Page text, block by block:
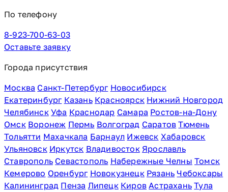
По телефону
8-923-700-63-03
Оставьте заявку
Города присутствия
Москва Санкт-Петербург Новосибирск
Екатеринбург Казань Красноярск Нижний Новгород
Челябинск Уфа Краснодар Самара Ростов-на-Дону
Омск Воронеж Пермь Волгоград Саратов Тюмень
Тольятти Махачкала Барнаул Ижевск Хабаровск
Ульяновск Иркутск Владивосток Ярославль
Ставрополь Севастополь Набережные Челны Томск
Кемерово Оренбург Новокузнецк Рязань Чебоксары
Калининград Пенза Липецк Киров Астрахань Тула